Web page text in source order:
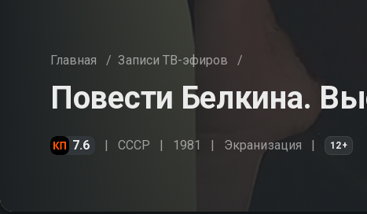
Главная / Записи ТВ-эфиров /
Повести Белкина.
7.6 СССР 1981 Экранизация 12+